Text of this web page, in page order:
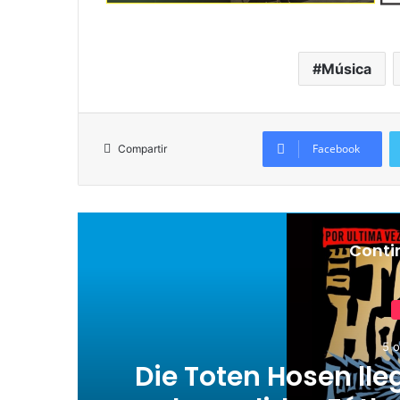
Música
Compartir Facebook
5
Die Toten Hosen